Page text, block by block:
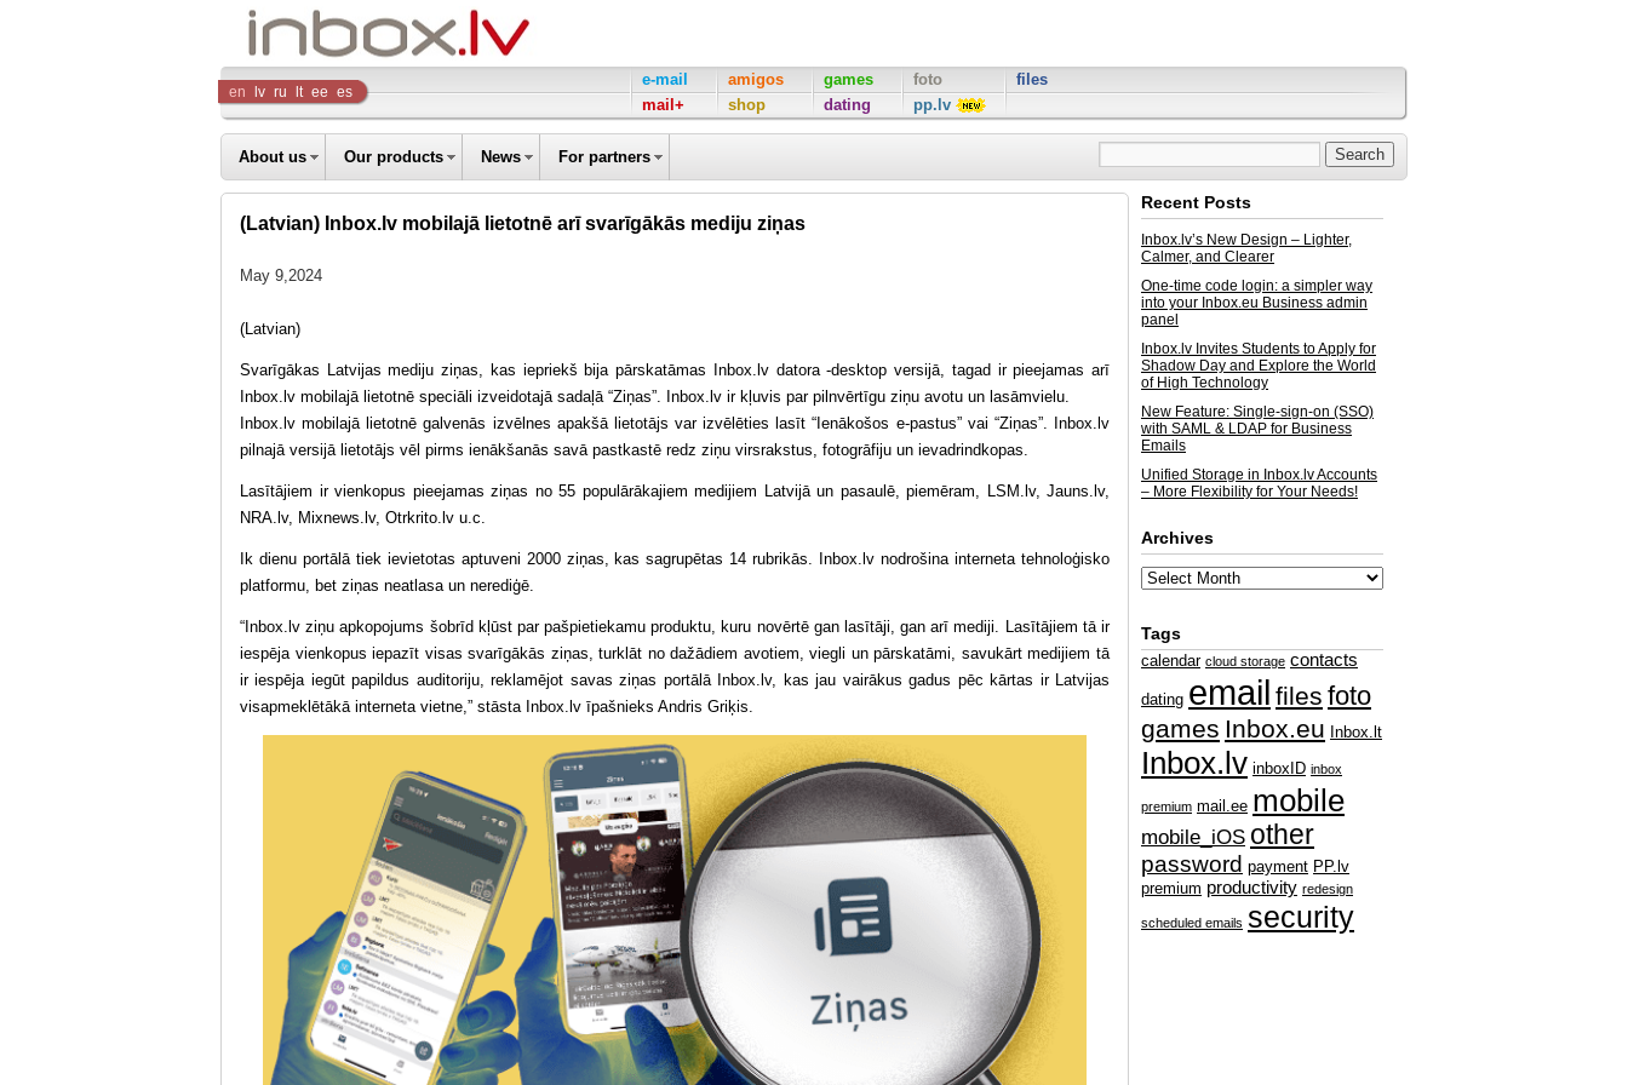
Inbox
Company
en lv ru lt ee es
e-mail
mail+
amigos
shop
games
dating
foto
pp.lv
files
About us Our products News For partners
(Latvian) Inbox.lv mobilajā lietotnē arī svarīgākās mediju ziņas
May 9,2024
(Latvian)
Svarīgākas Latvijas mediju ziņas, kas iepriekš bija pārskatāmas Inbox.lv datora -desktop versijā, tagad ir pieejamas arī
Inbox.lv mobilajā lietotnē speciāli izveidotajā sadaļā “Ziņas”. Inbox.lv ir kļuvis par pilnvērtīgu ziņu avotu un lasāmvielu.
Inbox.lv mobilajā lietotnē galvenās izvēlnes apakšā lietotājs var izvēlēties lasīt “Ienākošos e-pastus” vai “Ziņas”. Inbox.lv
pilnajā versijā lietotājs vēl pirms ienākšanās savā pastkastē redz ziņu virsrakstus, fotogrāfiju un ievadrindkopas.
Lasītājiem ir vienkopus pieejamas ziņas no 55 populārākajiem medijiem Latvijā un pasaulē, piemēram, LSM.lv, Jauns.lv,
NRA.lv, Mixnews.lv, Otrkrito.lv u.c.
Ik dienu portālā tiek ievietotas aptuveni 2000 ziņas, kas sagrupētas 14 rubrikās. Inbox.lv nodrošina interneta tehnoloģisko
platformu, bet ziņas neatlasa un nerediģē.
“Inbox.lv ziņu apkopojums šobrīd kļūst par pašpietiekamu produktu, kuru novērtē gan lasītāji, gan arī mediji. Lasītājiem tā ir
iespēja vienkopus iepazīt visas svarīgākās ziņas, turklāt no dažādiem avotiem, viegli un pārskatāmi, savukārt medijiem tā
ir iespēja iegūt papildus auditoriju, reklamējot savas ziņas portālā Inbox.lv, kas jau vairākus gadus pēc kārtas ir Latvijas
visapmeklētākā interneta vietne,” stāsta Inbox.lv īpašnieks Andris Griķis.
Recent Posts
Inbox.lv’s New Design – Lighter,
Calmer, and Clearer
One-time code login: a simpler way
into your Inbox.eu Business admin
panel
Inbox.lv Invites Students to Apply for
Shadow Day and Explore the World
of High Technology
New Feature: Single-sign-on (SSO)
with SAML & LDAP for Business
Emails
Unified Storage in Inbox.lv Accounts
– More Flexibility for Your Needs!
Archives
Tags
calendar cloud storage contacts
dating email files foto
games Inbox.eu Inbox.lt
Inbox.lv inboxID inbox
premium mail.ee mobile
mobile_iOS other
password payment PP.lv
premium productivity redesign
scheduled emails security